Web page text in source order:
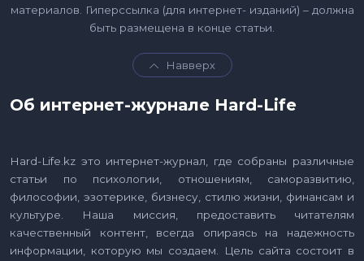
материалов. Гиперссылка (для интернет- изданий) – должна
быть размещена в конце статьи.
Навверх
Об интернет-журнале Hard-Life
Hard-Life.kz это интернет-журнал, где собраны различные
статьи по психологии, отношениям, саморазвитию,
философии, эзотерике, бизнесу, стилю жизни, финансам и
культуре. Наша миссия, предоставить читателям
качественный контент, всегда опираясь на надежность
информации, которую мы создаем. Цель сайта состоит в